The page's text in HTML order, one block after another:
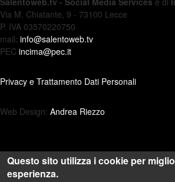
Via M. Chiatante, 9 - 73100 Lecce
P. IVA 03570220750
mail: info@salentoweb.tv
PEC incima@pec.it
Privacy e Trattamento Dati Personali
Web Design: Andrea Riezzo
Questo sito utilizza i cookie per
esperienza.